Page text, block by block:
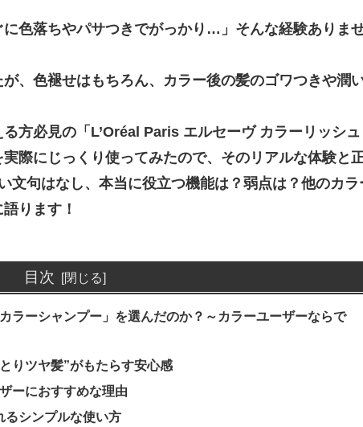
に色落ちやパサつきでがっかり…」そんな経験ありま
、色褪せはもちろん、カラー後の髪のゴワつきや潤
方必見の「L’Oréal Paris エルセーヴ カラーリッシュ
際にじっくり使ってみたので、そのリアルな体験と
文句はなし、本当に役立つ機能は？弱点は？他のカラ
ります！
目次
ラーシャンプー」を選んだのか？～カラーユーザーならで
りツヤ髪”がもたらす安心感
ーにおすすめな理由
るシンプルな使い方